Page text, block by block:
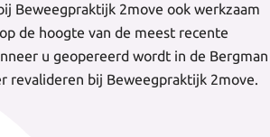
Beweegpraktijk 2move ook werkzaam
de hoogte van de meest recente
u geopereerd wordt in de Bergman
revalideren bij Beweegpraktijk 2move.